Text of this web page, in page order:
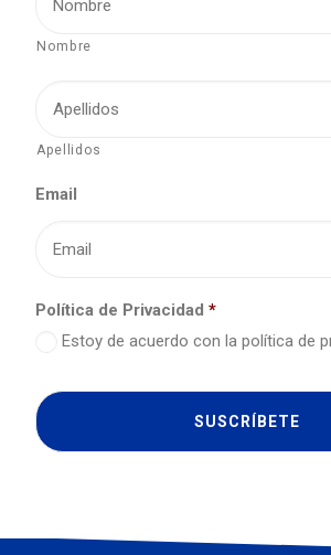
Nombre
Apellidos
Email
Política de Privacidad *
Estoy de acuerdo con la política de